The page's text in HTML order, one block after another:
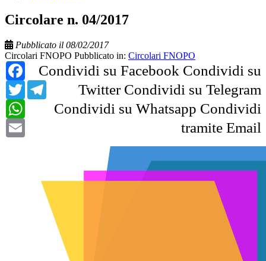
Circolare n. 04/2017
Pubblicato il 08/02/2017
Circolari FNOPO Pubblicato in: Circolari FNOPO
Condividi su Facebook
Facebook
Condividi su
Twitter
Twitter Condividi su Telegram
Telegram
Condividi su Whatsapp
WhatsApp
Condividi
tramite Email